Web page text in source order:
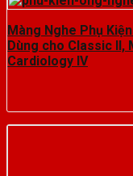
Màng Nghe Phụ
Dùng cho Classic II,
Cardiology IV